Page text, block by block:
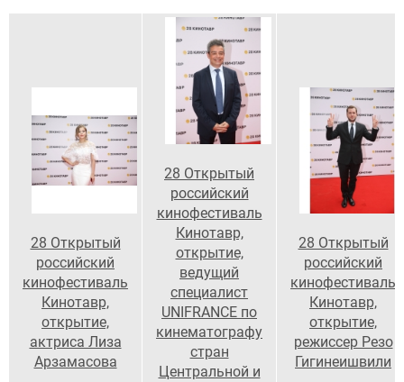
28 Открытый
российский
кинофестиваль
Кинотавр,
открытие,
актриса Лиза
Арзамасова
28 Открытый
российский
кинофестиваль
Кинотавр,
открытие,
ведущий
специалист
UNIFRANCE по
кинематографу
стран
Центральной и
28 Открытый
российский
кинофестиваль
Кинотавр,
открытие,
режиссер Резо
Гигинеишвили